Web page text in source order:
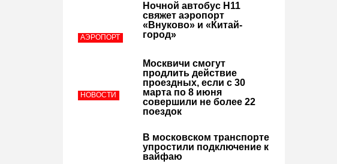
АЭРОПОРТ
Ночной автобус Н11
свяжет аэропорт
«Внуково» и «Китай-
город»
НОВОСТИ
Москвичи смогут
продлить действие
проездных, если с 30
марта по 8 июня
совершили не более 22
поездок
В московском транспорте
упростили подключение к
вайфаю